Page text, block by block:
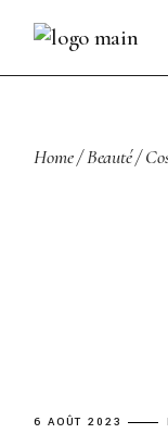
content
Home Beauté
6 AOÛT 2023